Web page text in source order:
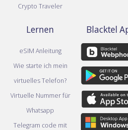
Crypto Traveler
Lernen
eSIM Anleitung
Wie starte ich mein
virtuelles Telefon?
Virtuelle Nummer für
Whatsapp
Telegram code mit
Blacktel